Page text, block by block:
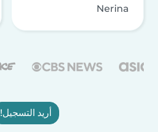
Nerina
أريد التسجيل!